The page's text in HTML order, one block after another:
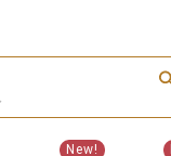
New!